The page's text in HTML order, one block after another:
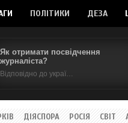
ПОЛІТИКИ ДЕЗА
Як отримати посвідчення
журналіста?
Відповідно до украї…
ДІЯСПОРА РОСІЯ СВІТ